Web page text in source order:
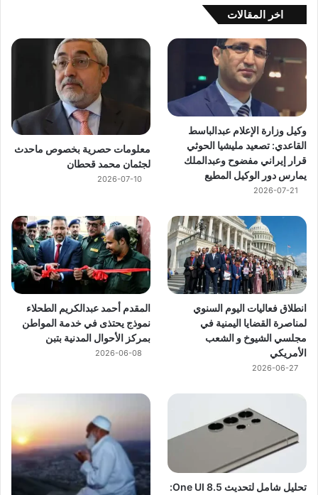
اخر المقالات
وكيل وزارة الإعلام عبدالباسط
القاعدي: تصعيد مليشيا الحوثي
قرار إيراني مفضوح وعبدالملك
يمارس دور الوكيل المطيع
2026-07-21
معلومات حصرية بخصوص ماحدث
لجثمان محمد قحطان
2026-07-10
انطلاق فعاليات اليوم السنوي
لمناصرة القضايا اليمنية في
مجلسي الشيوخ و الشعب
الأمريكي
2026-06-27
المقدم أحمد عبدالكريم الطحلاء
نموذج يحتذى في خدمة المواطن
بمركز الأحوال المدنية بتبن
2026-06-08
تحليل شامل لتحديث One UI 8.5: